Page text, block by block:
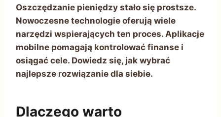
Oszczędzanie pieniędzy stało się prostsze.
Nowoczesne technologie oferują wiele
narzędzi wspierających ten proces. Aplikacje
mobilne pomagają kontrolować finanse i
osiągać cele. Dowiedz się, jak wybrać
najlepsze rozwiązanie dla siebie.
Dlaczego warto